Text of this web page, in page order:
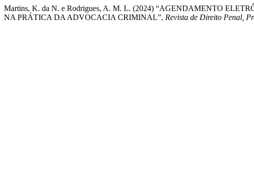
Martins, K. da N. e Rodrigues, A. M. L. (2024) “AGENDAMENTO
NA PRÁTICA DA ADVOCACIA CRIMINAL”, Revista de Direito Penal,